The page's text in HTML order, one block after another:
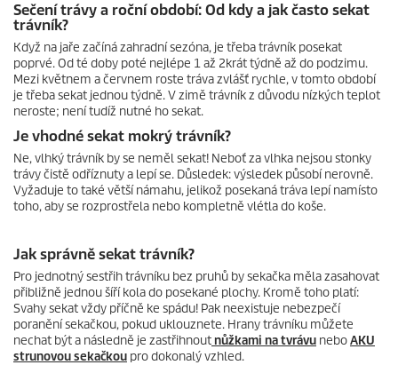
Sečení trávy a roční období: Od kdy a jak často sekat
trávník?
Když na jaře začíná zahradní sezóna, je třeba trávník posekat
poprvé. Od té doby poté nejlépe 1 až 2krát týdně až do podzimu.
Mezi květnem a červnem roste tráva zvlášť rychle, v tomto období
je třeba sekat jednou týdně. V zimě trávník z důvodu nízkých teplot
neroste; není tudíž nutné ho sekat.
Je vhodné sekat mokrý trávník?
Ne, vlhký trávník by se neměl sekat! Neboť za vlhka nejsou stonky
trávy čistě odříznuty a lepí se. Důsledek: výsledek působí nerovně.
Vyžaduje to také větší námahu, jelikož posekaná tráva lepí namísto
toho, aby se rozprostřela nebo kompletně vlétla do koše.
Jak správně sekat trávník?
Pro jednotný sestřih trávníku bez pruhů by sekačka měla zasahovat
přibližně jednou šíří kola do posekané plochy. Kromě toho platí:
Svahy sekat vždy příčně ke spádu! Pak neexistuje nebezpečí
poranění sekačkou, pokud uklouznete. Hrany trávníku můžete
nechat být a následně je zastřihnoutnůžkami na tvrávu neboAKU
strunovou sekačkou pro dokonalý vzhled.